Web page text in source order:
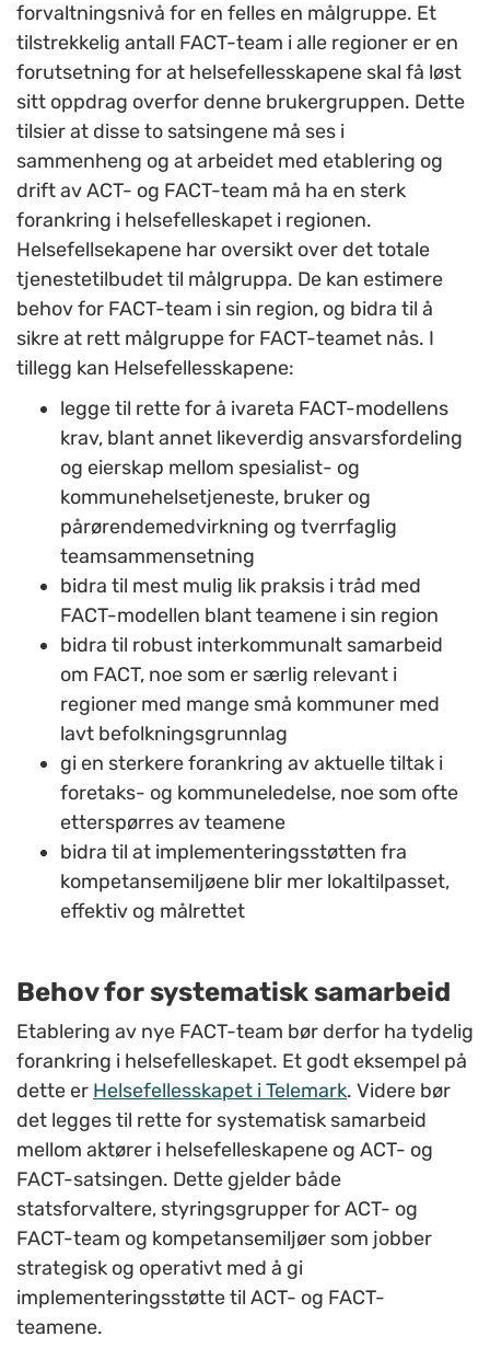
forvaltningsnivå for en felles en målgruppe. Et
tilstrekkelig antall FACT-team i alle regioner er en
forutsetning for at helsefellesskapene skal få løst
sitt oppdrag overfor denne brukergruppen. Dette
tilsier at disse to satsingene må ses i
sammenheng og at arbeidet med etablering og
drift av ACT- og FACT-team må ha en sterk
forankring i helsefelleskapet i regionen.
Helsefellsekapene har oversikt over det totale
tjenestetilbudet til målgruppa. De kan estimere
behov for FACT-team i sin region, og bidra til å
sikre at rett målgruppe for FACT-teamet nås. I
tillegg kan Helsefellesskapene:
legge til rette for å ivareta FACT-modellens
krav, blant annet likeverdig ansvarsfordeling
og eierskap mellom spesialist- og
kommunehelsetjeneste, bruker og
pårørendemedvirkning og tverrfaglig
teamsammensetning
bidra til mest mulig lik praksis i tråd med
FACT-modellen blant teamene i sin region
bidra til robust interkommunalt samarbeid
om FACT, noe som er særlig relevant i
regioner med mange små kommuner med
lavt befolkningsgrunnlag
gi en sterkere forankring av aktuelle tiltak i
foretaks- og kommuneledelse, noe som ofte
etterspørres av teamene
bidra til at implementeringsstøtten fra
kompetansemiljøene blir mer lokaltilpasset,
effektiv og målrettet
Behov for systematisk samarbeid
Etablering av nye FACT-team bør derfor ha tydelig
forankring i helsefelleskapet. Et godt eksempel på
dette er Helsefellesskapet i Telemark. Videre bør
det legges til rette for systematisk samarbeid
mellom aktører i helsefelleskapene og ACT- og
FACT-satsingen. Dette gjelder både
statsforvaltere, styringsgrupper for ACT- og
FACT-team og kompetansemiljøer som jobber
strategisk og operativt med å gi
implementeringsstøtte til ACT- og FACT-
teamene.